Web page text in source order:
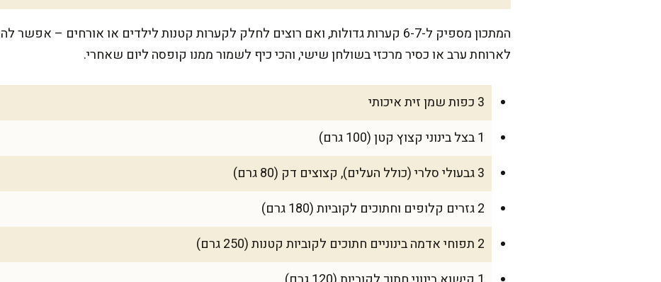
המתכון מספיק ל-6-7 קערות גדולות, ואם רוצים לחלק לקערות קטנות לילדים או אורחים –
לארוחת ערב או כסיר מרכזי בשולחן שישי, והכי כיף לשמור ממנו קופסה ליום שאחרי.
3 כפות שמן זית איכותי
1 בצל בינוני קצוץ קטן (100 גרם)
3 גבעולי סלרי (כולל העלים), קצוצים דק (80 גרם)
2 גזרים קלופים וחתוכים לקוביות (180 גרם)
2 תפוחי אדמה בינוניים חתוכים לקוביות קטנות (250 גרם)